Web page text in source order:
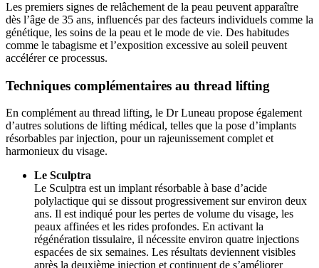
Les premiers signes de relâchement de la peau peuvent apparaître
dès l’âge de 35 ans, influencés par des facteurs individuels comme la
génétique, les soins de la peau et le mode de vie. Des habitudes
comme le tabagisme et l’exposition excessive au soleil peuvent
accélérer ce processus.
Techniques complémentaires au thread lifting
En complément au thread lifting, le Dr Luneau propose également
d’autres solutions de lifting médical, telles que la pose d’implants
résorbables par injection, pour un rajeunissement complet et
harmonieux du visage.
Le Sculptra
Le Sculptra est un implant résorbable à base d’acide
polylactique qui se dissout progressivement sur environ deux
ans. Il est indiqué pour les pertes de volume du visage, les
peaux affinées et les rides profondes. En activant la
régénération tissulaire, il nécessite environ quatre injections
espacées de six semaines. Les résultats deviennent visibles
après la deuxième injection et continuent de s’améliorer